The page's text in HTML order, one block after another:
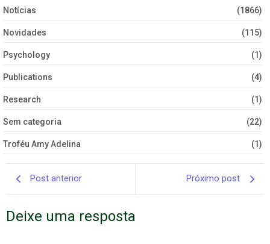
Notícias (1866)
Novidades (115)
Psychology (1)
Publications (4)
Research (1)
Sem categoria (22)
Troféu Amy Adelina (1)
Post anterior Próximo post
Deixe uma resposta